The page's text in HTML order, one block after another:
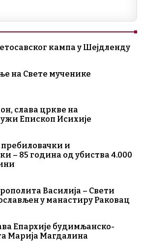
кампа у Шејдленду
на Свете мученике
слава цркве на
Епископ Исихије
и
– 85 година од убиства 4.000
Василија – Свети
у манастиру Раковац
Епархије будимљанско-
Марија Магдалина